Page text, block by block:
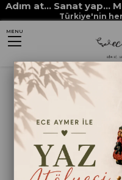
Adım at... Sanat yap...
Türkiye'nin
MENU
Anasayfa HOBİ BOYALARI